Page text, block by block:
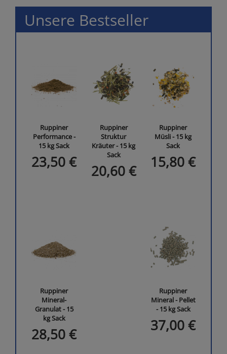
Unsere Bestseller
Ruppiner
Performance -
15 kg Sack
23,50 €
Ruppiner
Struktur
Kräuter - 15 kg
Sack
20,60 €
Ruppiner
Müsli - 15 kg
Sack
15,80 €
Ruppiner
Mineral-
Granulat - 15
kg Sack
28,50 €
Ruppiner
Mineral - Pellet
- 15 kg Sack
37,00 €